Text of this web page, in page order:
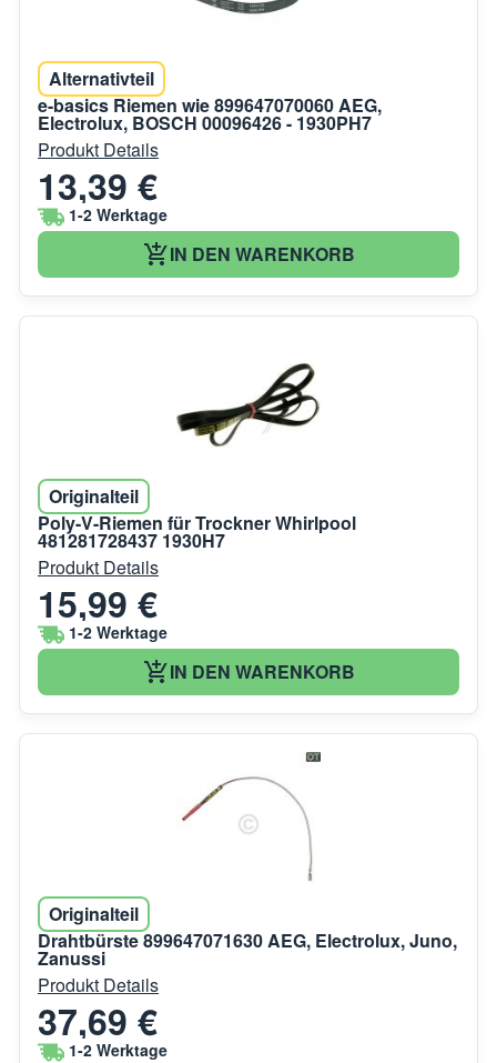
Alternativteil
e-basics Riemen wie 899647070060 AEG,
Electrolux, BOSCH 00096426 - 1930PH7
Produkt Details
13,39 €
1-2 Werktage
IN DEN WARENKORB
Originalteil
Poly-V-Riemen für Trockner Whirlpool
481281728437 1930H7
Produkt Details
15,99 €
1-2 Werktage
IN DEN WARENKORB
Originalteil
Drahtbürste 899647071630 AEG, Electrolux, Juno,
Zanussi
Produkt Details
37,69 €
1-2 Werktage